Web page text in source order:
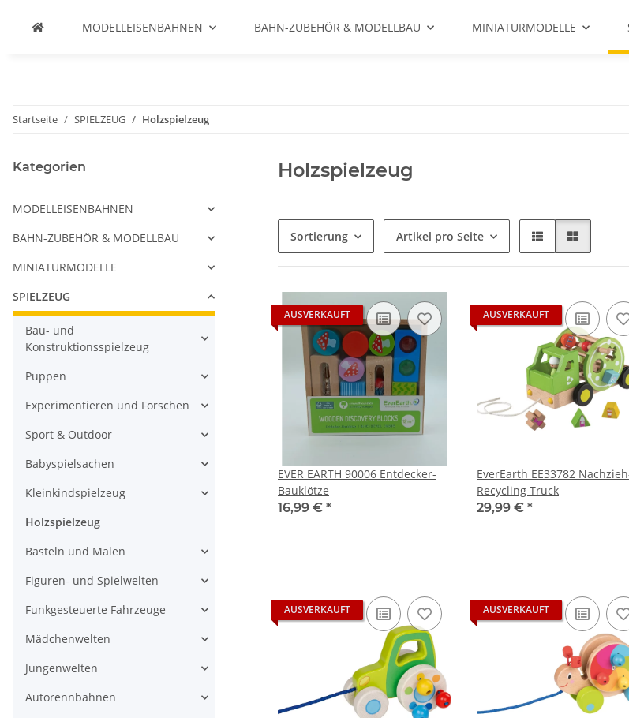
MODELLEISENBAHNEN BAHN-ZUBEHÖR & MODELLBAU MINIATURMODELLE
Startseite SPIELZEUG Holzspielzeug
Holzspielzeug
Sortierung Artikel pro Seite
AUSVERKAUFT
EVER EARTH 90006 Entdecker-
Bauklötze
16,99 € *
AUSVERKAUFT
EverEarth EE33782
Recycling Truck
29,99 € *
AUSVERKAUFT AUSVERKAUFT
Kategorien
MODELLEISENBAHNEN
BAHN-ZUBEHÖR & MODELLBAU
MINIATURMODELLE
SPIELZEUG
Bau- und
Konstruktionsspielzeug
Puppen
Experimentieren und Forschen
Sport & Outdoor
Babyspielsachen
Kleinkindspielzeug
Holzspielzeug
Basteln und Malen
Figuren- und Spielwelten
Funkgesteuerte Fahrzeuge
Mädchenwelten
Jungenwelten
Autorennbahnen